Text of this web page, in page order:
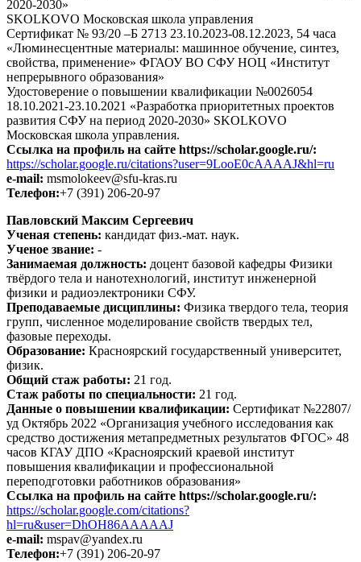
2020-2030»
SKOLKOVO Московская школа управления
Сертификат № 93/20 –Б 2713 23.10.2023-08.12.2023, 54 часа
«Люминесцентные материалы: машинное обучение, синтез,
свойства, применение» ФГАОУ ВО СФУ НОЦ «Институт
непрерывного образования»
Удостоверение о повышении квалификации №0026054
18.10.2021-23.10.2021 «Разработка приоритетных проектов
развития СФУ на период 2020-2030» SKOLKOVO
Московская школа управления.
Ссылка на профиль на сайте https://scholar.google.ru/:
https://scholar.google.ru/citations?user=9LooE0cAAAAJ&hl=ru
e-mail: msmolokeev@sfu-kras.ru
Телефон:+7 (391) 206-20-97
Павловский Максим Сергеевич
Ученая степень: кандидат физ.-мат. наук.
Ученое звание: -
Занимаемая должность: доцент базовой кафедры Физики
твёрдого тела и нанотехнологий, институт инженерной
физики и радиоэлектроники СФУ.
Преподаваемые дисциплины: Физика твердого тела, теория
групп, численное моделирование свойств твердых тел,
фазовые переходы.
Образование: Красноярский государственный университет,
физик.
Общий стаж работы: 21 год.
Стаж работы по специальности: 21 год.
Данные о повышении квалификации: Сертификат №22807/
уд Октябрь 2022 «Организация учебного исследования как
средство достижения метапредметных результатов ФГОС» 48
часов КГАУ ДПО «Красноярский краевой институт
повышения квалификации и профессиональной
переподготовки работников образования»
Ссылка на профиль на сайте https://scholar.google.ru/:
https://scholar.google.com/citations?
hl=ru&user=DhOH86AAAAAJ
e-mail: mspav@yandex.ru
Телефон:+7 (391) 206-20-97